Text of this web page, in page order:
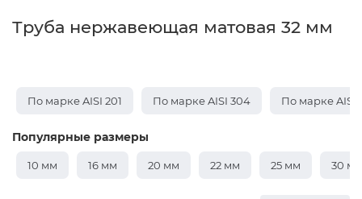
Труба нержавеющая матовая 32 мм
По марке AISI 201 По марке AISI 304 По марке AISI
Популярные размеры
10 мм 16 мм 20 мм 22 мм 25 мм 30 мм